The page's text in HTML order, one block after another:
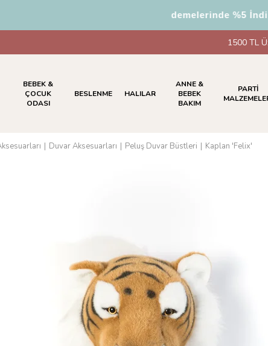
HAVALE & EFT Ödemelerinde %5
1500 TL
BEBEK &
ÇOCUK
ODASI
BESLENME HALILAR
ANNE &
BEBEK
BAKIM
PARTİ
Duvar Aksesuarları Peluş Duvar Büstleri Kaplan 'Felix'